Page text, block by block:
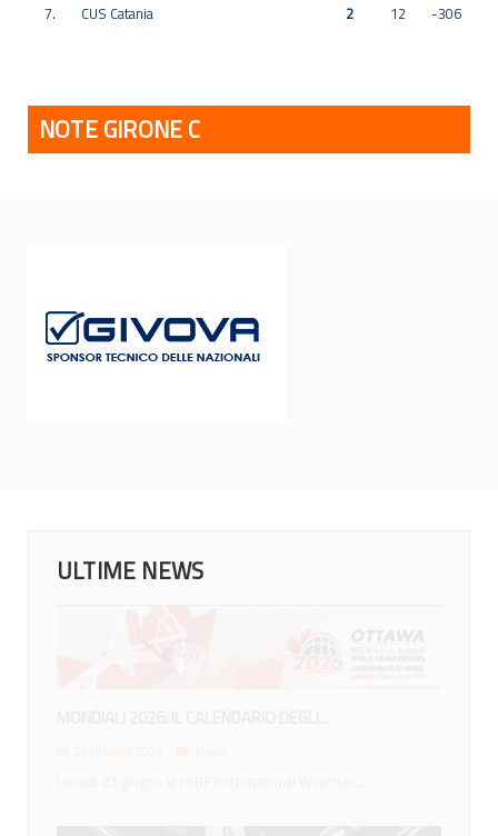
7.
CUS Catania 2 12 -306
NOTE GIRONE C
ULTIME NEWS